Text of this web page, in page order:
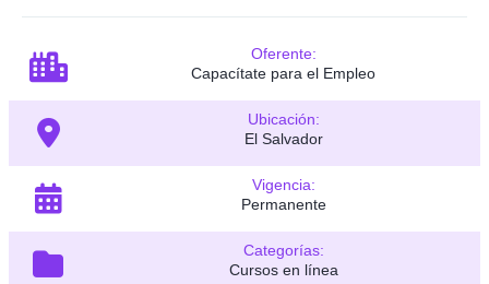
Oferente:
Capacítate para el Empleo
Ubicación:
El Salvador
Vigencia:
Permanente
Categorías:
Cursos en línea